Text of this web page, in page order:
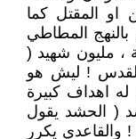
او المقتل كما
المطاطي
، مليون شهيد (
القدس ! ليش هو
اهداف كبيرة
( الحشد يقول
والقاعدي يكرر